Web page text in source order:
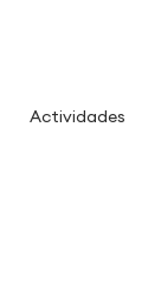
Actividades